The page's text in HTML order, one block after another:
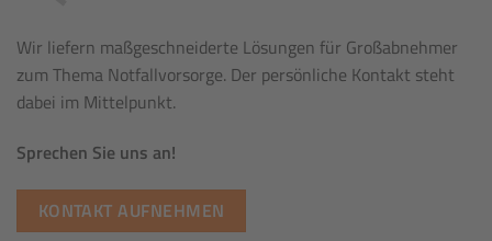
Wir liefern maßgeschneiderte Lösungen für Großabnehmer
zum Thema Notfallvorsorge. Der persönliche Kontakt steht
dabei im Mittelpunkt.
Sprechen Sie uns an!
KONTAKT AUFNEHMEN